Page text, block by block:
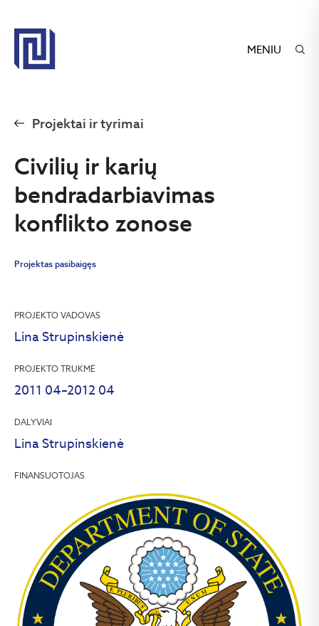
MENIU
Projektai ir tyrimai
Civilių ir karių
bendradarbiavimas
konflikto zonose
Projektas pasibaigęs
PROJEKTO VADOVAS
Lina Strupinskienė
PROJEKTO TRUKMĖ
2011 04–2012 04
DALYVIAI
Lina Strupinskienė
FINANSUOTOJAS